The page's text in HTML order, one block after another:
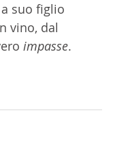
suo figlio
vino, dal
impasse.